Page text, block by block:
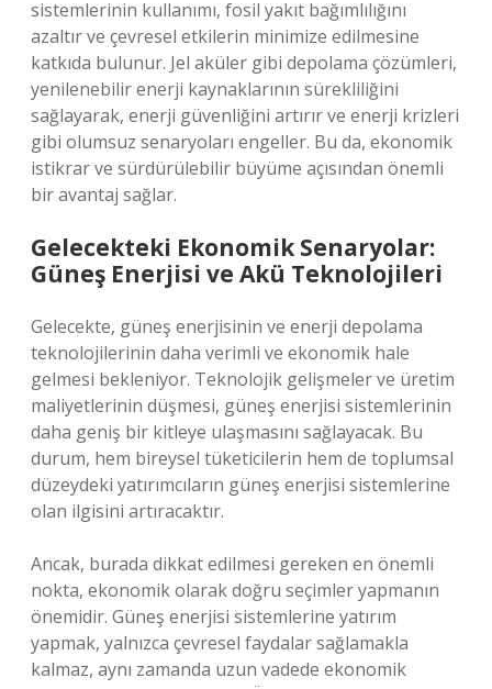
sistemlerinin kullanımı, fosil yakıt bağımlılığını
azaltır ve çevresel etkilerin minimize edilmesine
katkıda bulunur. Jel aküler gibi depolama çözümleri,
yenilenebilir enerji kaynaklarının sürekliliğini
sağlayarak, enerji güvenliğini artırır ve enerji krizleri
gibi olumsuz senaryoları engeller. Bu da, ekonomik
istikrar ve sürdürülebilir büyüme açısından önemli
bir avantaj sağlar.
Gelecekteki Ekonomik Senaryolar:
Güneş Enerjisi ve Akü Teknolojileri
Gelecekte, güneş enerjisinin ve enerji depolama
teknolojilerinin daha verimli ve ekonomik hale
gelmesi bekleniyor. Teknolojik gelişmeler ve üretim
maliyetlerinin düşmesi, güneş enerjisi sistemlerinin
daha geniş bir kitleye ulaşmasını sağlayacak. Bu
durum, hem bireysel tüketicilerin hem de toplumsal
düzeydeki yatırımcıların güneş enerjisi sistemlerine
olan ilgisini artıracaktır.
Ancak, burada dikkat edilmesi gereken en önemli
nokta, ekonomik olarak doğru seçimler yapmanın
önemidir. Güneş enerjisi sistemlerine yatırım
yapmak, yalnızca çevresel faydalar sağlamakla
kalmaz, aynı zamanda uzun vadede ekonomik